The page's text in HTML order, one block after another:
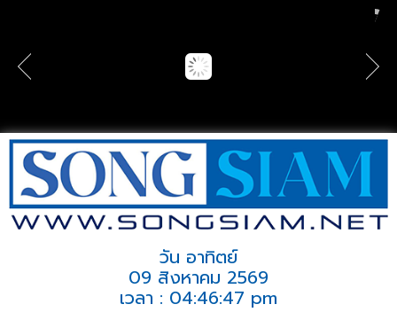
วัน อาทิตย์
09 สิงหาคม 2569
เวลา : 04:46:47 pm